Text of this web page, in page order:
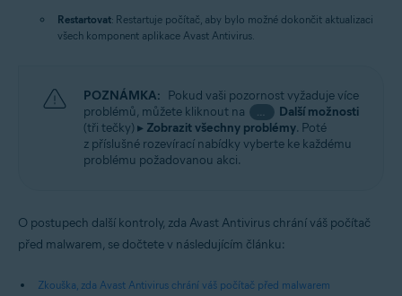
Restartovat: Restartuje počítač, aby bylo možné dokončit aktualizaci
všech komponent aplikace Avast Antivirus.
POZNÁMKA: Pokud vaši pozornost vyžaduje více
problémů, můžete kliknout na
Další možnosti
(tři tečky) ▸ Zobrazit všechny problémy. Poté
z příslušné rozevírací nabídky vyberte ke každému
problému požadovanou akci.
O postupech další kontroly, zda Avast Antivirus chrání váš počítač
před malwarem, se dočtete v následujícím článku:
Zkouška, zda Avast Antivirus chrání váš počítač před malwarem